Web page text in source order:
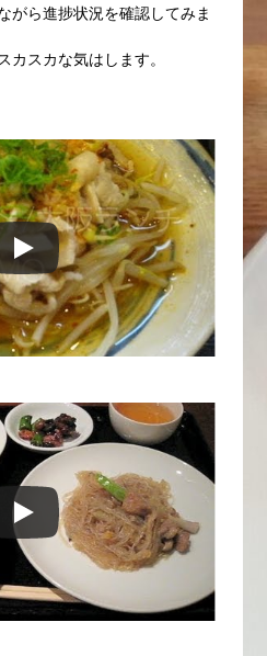
がら進捗状況を確認してみま
カスカな気はします。